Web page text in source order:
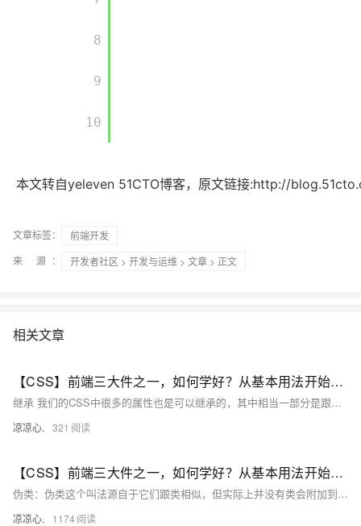
       8
       9
       10
本文转自yeleven 51CTO博客，原文链接:http://
文章标签：
前端开发
来 源：
开发者社区 > 开发与运维 > 文章 > 正文
相关文章
【CSS】前端三大件之一，如何学好？从基本用法开始吧！（三）：元素继承关系、层叠样式规则、字体属性、文本属性；针对字体和文本作样式修改
继承 我们的CSS中很多的属性也是可以继承的，其中相当一部分是跟文字的相关的，比如说颜色、字体、字号。 当然还有一部分是不能继承的。 例如边框、内外边距。 层叠 层叠是CSS的核心机制。 层叠的工作机制： 当元素的同一个样式属性有多种样式值的时候，CSS就是靠层叠机制来决定最终应用哪种样式。 层叠规则： 层叠规则一：找到应用给每个元素和属性的声明。 说明：浏览器在加载每个页面时，都会据此查找到每条CSS规则， 并标识出所有受到影响的HTML元素。
凉凉心. 321
【CSS】前端三大件之一，如何学好？从基本用法开始吧！（二）：CSS伪类：UI伪类、结构化伪类；通过伪类获得子元素的第n个元素；创建一个伪元素展示在页面中；获得最后一个元素；处理聚焦元素的样式
伪类：伪类这个叫法源自于它们跟类相似，但实际上并没有类会附加到标记中的标签上。 伪类分为两种(以及新增的伪类选择器)： UI伪类：会在HTML元素处于某种状态时(例如：鼠标指针位于连接上)，为该元素应用CSS样式。 :hover 结构化伪类：会在标记中存在某种结构上的关系时 例如： 某元素是一组元素中的第一个或最后一个，为该元素应用CSS样式。 :not和:target(CSS3新增的两个特殊的伪类选择器)
凉凉心. 1174